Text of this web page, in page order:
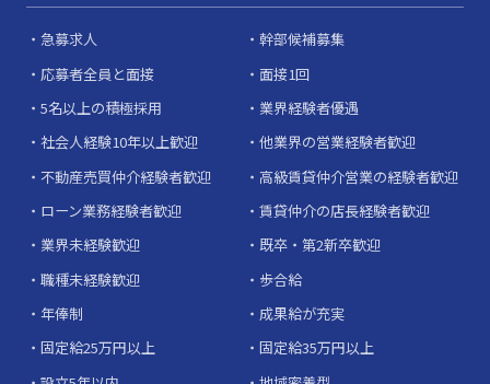
急募求人
幹部候補募集
応募者全員と面接
面接1回
5名以上の積極採用
業界経験者優遇
社会人経験10年以上歓迎
他業界の営業経験者歓迎
不動産売買仲介経験者歓迎
高級賃貸仲介営業の経験者歓迎
ローン業務経験者歓迎
賃貸仲介の店長経験者歓迎
業界未経験歓迎
既卒・第2新卒歓迎
職種未経験歓迎
歩合給
年俸制
成果給が充実
固定給25万円以上
固定給35万円以上